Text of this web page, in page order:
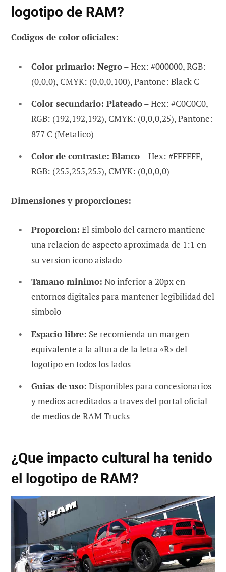
logotipo de RAM?
Codigos de color oficiales:
Color primario: Negro– Hex: #000000, RGB:
(0,0,0), CMYK: (0,0,0,100), Pantone: Black C
Color secundario: Plateado– Hex: #C0C0C0,
RGB: (192,192,192), CMYK: (0,0,0,25), Pantone:
877 C (Metalico)
Color de contraste: Blanco– Hex: #FFFFFF,
RGB: (255,255,255), CMYK: (0,0,0,0)
Dimensiones y proporciones:
Proporcion: El simbolo del carnero mantiene
una relacion de aspecto aproximada de 1:1 en
su version icono aislado
Tamano minimo: No inferior a 20px en
entornos digitales para mantener legibilidad del
simbolo
Espacio libre: Se recomienda un margen
equivalente a la altura de la letra «R» del
logotipo en todos los lados
Guias de uso: Disponibles para concesionarios
y medios acreditados a traves del portal oficial
de medios de RAM Trucks
¿Que impacto cultural ha tenido
el logotipo de RAM?